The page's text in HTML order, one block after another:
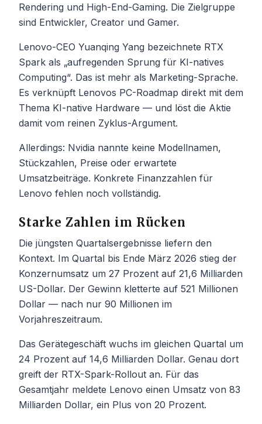
Rendering und High-End-Gaming. Die Zielgruppe
sind Entwickler, Creator und Gamer.
Lenovo-CEO Yuanqing Yang bezeichnete RTX
Spark als „aufregenden Sprung für KI-natives
Computing“. Das ist mehr als Marketing-Sprache.
Es verknüpft Lenovos PC-Roadmap direkt mit dem
Thema KI-native Hardware — und löst die Aktie
damit vom reinen Zyklus-Argument.
Allerdings: Nvidia nannte keine Modellnamen,
Stückzahlen, Preise oder erwartete
Umsatzbeiträge. Konkrete Finanzzahlen für
Lenovo fehlen noch vollständig.
Starke Zahlen im Rücken
Die jüngsten Quartalsergebnisse liefern den
Kontext. Im Quartal bis Ende März 2026 stieg der
Konzernumsatz um 27 Prozent auf 21,6 Milliarden
US-Dollar. Der Gewinn kletterte auf 521 Millionen
Dollar — nach nur 90 Millionen im
Vorjahreszeitraum.
Das Gerätegeschäft wuchs im gleichen Quartal um
24 Prozent auf 14,6 Milliarden Dollar. Genau dort
greift der RTX-Spark-Rollout an. Für das
Gesamtjahr meldete Lenovo einen Umsatz von 83
Milliarden Dollar, ein Plus von 20 Prozent.